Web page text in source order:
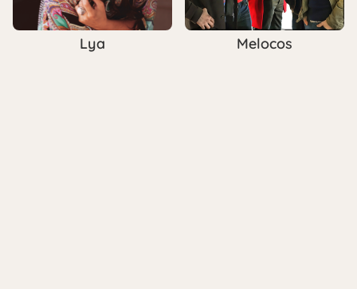
Lya Melocos